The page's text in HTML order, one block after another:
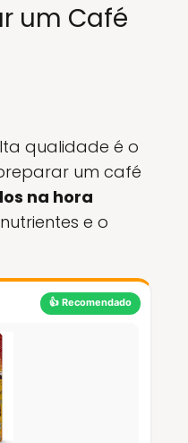
um Café
qualidade é o
um café
na hora
e o
👍 Recomendado